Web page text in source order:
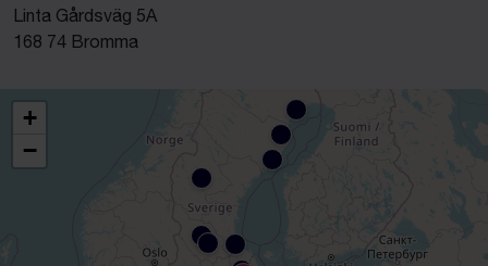
Linta Gårdsväg 5A
168 74 Bromma
+
−